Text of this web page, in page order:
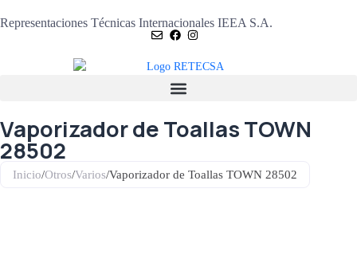
Representaciones Técnicas Internacionales IEEA S.A.
Vaporizador de Toallas TOWN
28502
Inicio/Otros/Varios/Vaporizador de Toallas TOWN 28502